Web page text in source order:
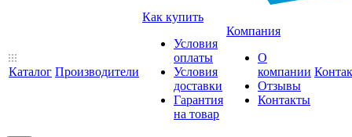
Каталог Производители
Как купить
Условия
оплаты
Условия
доставки
Гарантия
на товар
Компания
О
компании
Отзывы
Контакты